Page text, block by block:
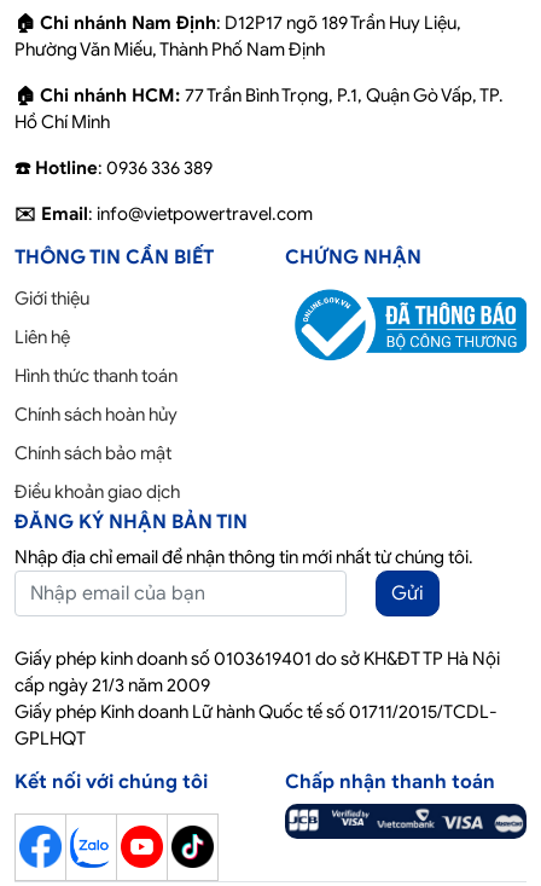
🏠 Chi nhánh Nam Định: D12P17 ngõ 189 Trần Huy Liệu,
Phường Văn Miếu, Thành Phố Nam Định
🏠 Chi nhánh HCM: 77 Trần Bình Trọng, P.1, Quận Gò Vấp, TP.
Hồ Chí Minh
☎️ Hotline: 0936 336 389
✉️ Email: info@vietpowertravel.com
THÔNG TIN CẦN BIẾT
Giới thiệu
Liên hệ
Hình thức thanh toán
Chính sách hoàn hủy
Chính sách bảo mật
Điều khoản giao dịch
CHỨNG NHẬN
ĐĂNG KÝ NHẬN BẢN TIN
Nhập địa chỉ email để nhận thông tin mới nhất từ chúng tôi.
Gửi
Giấy phép kinh doanh số 0103619401 do sở KH&ĐT TP Hà Nội
cấp ngày 21/3 năm 2009
Giấy phép Kinh doanh Lữ hành Quốc tế số 01711/2015/TCDL-
GPLHQT
Kết nối với chúng tôi Chấp nhận thanh toán